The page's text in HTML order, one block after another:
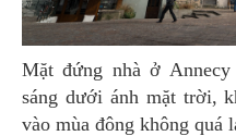
Mặt đứng nhà ở Annecy có màu sắc khác nhau, tỏa
sáng dưới ánh mặt trời,
vào mùa đông không quá